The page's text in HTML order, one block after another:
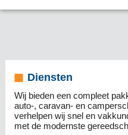
Diensten
Wij bieden een compleet
auto-, caravan- en
verhelpen wij snel en
met de modernste